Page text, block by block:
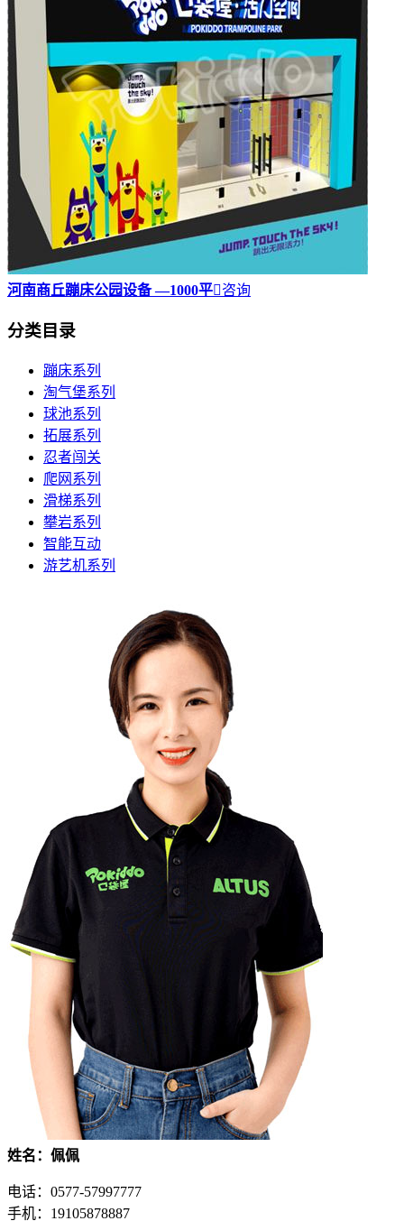
河南商丘蹦床公园设备 —1000平咨询
分类目录
蹦床系列
淘气堡系列
球池系列
拓展系列
忍者闯关
爬网系列
滑梯系列
攀岩系列
智能互动
游艺机系列
姓名：佩佩
电话：0577-57997777
手机：19105878887